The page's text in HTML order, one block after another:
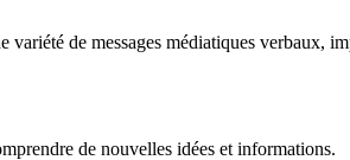
de messages médiatiques verbaux,
de nouvelles idées et informations.